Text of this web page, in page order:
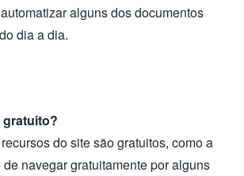
alguns dos documentos
dia a dia.
gratuito?
do site são gratuitos, como a
navegar gratuitamente por alguns